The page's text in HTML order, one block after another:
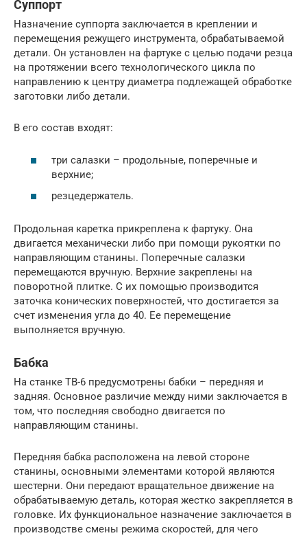
Суппорт
Назначение суппорта заключается в креплении и
перемещения режущего инструмента, обрабатываемой
детали. Он установлен на фартуке с целью подачи резца
на протяжении всего технологического цикла по
направлению к центру диаметра подлежащей обработке
заготовки либо детали.
В его состав входят:
три салазки – продольные, поперечные и
верхние;
резцедержатель.
Продольная каретка прикреплена к фартуку. Она
двигается механически либо при помощи рукоятки по
направляющим станины. Поперечные салазки
перемещаются вручную. Верхние закреплены на
поворотной плитке. С их помощью производится
заточка конических поверхностей, что достигается за
счет изменения угла до 40. Ее перемещение
выполняется вручную.
Бабка
На станке ТВ-6 предусмотрены бабки – передняя и
задняя. Основное различие между ними заключается в
том, что последняя свободно двигается по
направляющим станины.
Передняя бабка расположена на левой стороне
станины, основными элементами которой являются
шестерни. Они передают вращательное движение на
обрабатываемую деталь, которая жестко закрепляется в
головке. Их функциональное назначение заключается в
производстве смены режима скоростей, для чего